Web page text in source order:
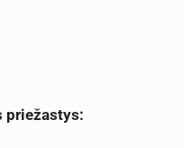
priežastys: